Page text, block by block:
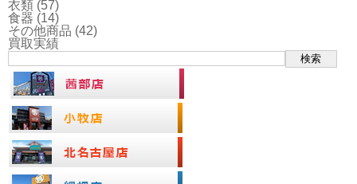
衣類 (57)
食器 (14)
その他商品 (42)
買取実績
検索